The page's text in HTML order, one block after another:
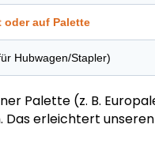
oder auf Palette
Hubwagen/Stapler)
Palette (z. B.
erleichtert unseren